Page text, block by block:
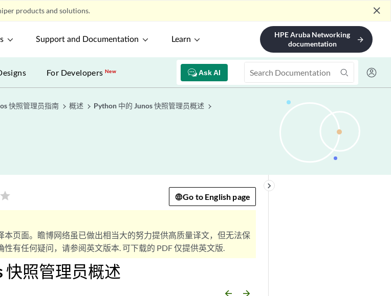
products and solutions. close
Support and Documentation Learn
HPE Aruba Networking
documentation
arrow_forward
Ask AI
For DevelopersNew
快照管理员指南 概述 Python 中的 Junos 快照管理员概述
keyboard_arrow_right
star Go to English page
页面。瞻博网络虽已做出相当大的努力提供高质量译文，但无法保
有任何疑问，请参阅英文版本. 可下载的 PDF 仅提供英文版.
快照管理员概述
arrow_backward arrow_forward